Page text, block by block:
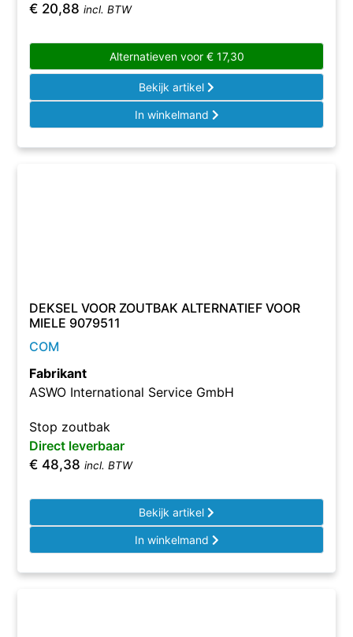
€ 20,88 incl. BTW
Alternatieven voor €17,30
Bekijk artikel
In winkelmand
DEKSEL VOOR ZOUTBAK ALTERNATIEF VOOR
MIELE 9079511
COM
Fabrikant
ASWO International Service GmbH
Stop zoutbak
Direct leverbaar
€ 48,38 incl. BTW
Bekijk artikel
In winkelmand